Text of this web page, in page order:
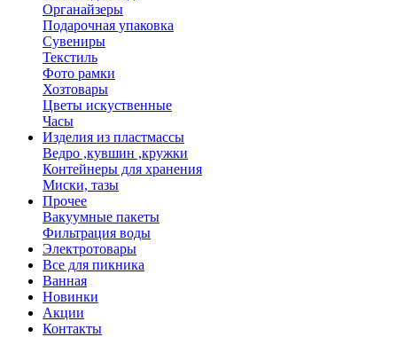
Органайзеры
Подарочная упаковка
Сувениры
Текстиль
Фото рамки
Хозтовары
Цветы искуственные
Часы
Изделия из пластмассы
Ведро ,кувшин ,кружки
Контейнеры для хранения
Миски, тазы
Прочее
Вакуумные пакеты
Фильтрация воды
Электротовары
Все для пикника
Ванная
Новинки
Акции
Контакты